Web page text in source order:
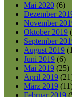
Mai 2020 (6)
Dezember
November
Oktober 2019
September
August 2019
Juni 2019 (6)
Mai 2019 (25)
April 2019
März 2019 (11)
Februar 2019